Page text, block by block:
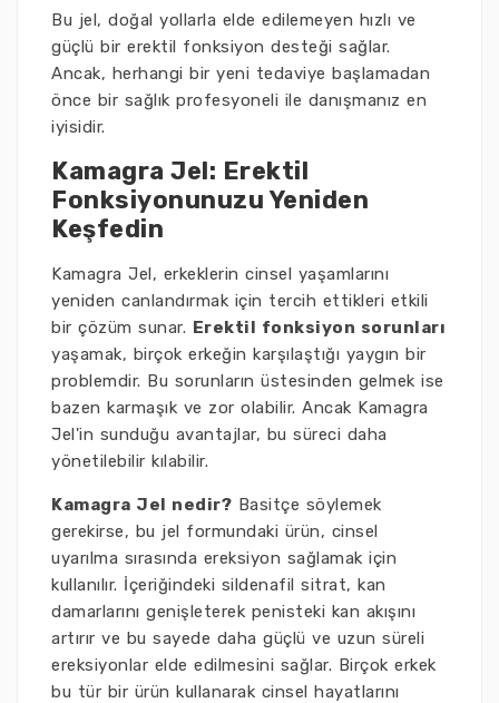
Bu jel, doğal yollarla elde edilemeyen hızlı ve
güçlü bir erektil fonksiyon desteği sağlar.
Ancak, herhangi bir yeni tedaviye başlamadan
önce bir sağlık profesyoneli ile danışmanız en
iyisidir.
Kamagra Jel: Erektil
Fonksiyonunuzu Yeniden
Keşfedin
Kamagra Jel, erkeklerin cinsel yaşamlarını
yeniden canlandırmak için tercih ettikleri etkili
bir çözüm sunar. Erektil fonksiyon sorunları
yaşamak, birçok erkeğin karşılaştığı yaygın bir
problemdir. Bu sorunların üstesinden gelmek ise
bazen karmaşık ve zor olabilir. Ancak Kamagra
Jel'in sunduğu avantajlar, bu süreci daha
yönetilebilir kılabilir.
Kamagra Jel nedir? Basitçe söylemek
gerekirse, bu jel formundaki ürün, cinsel
uyarılma sırasında ereksiyon sağlamak için
kullanılır. İçeriğindeki sildenafil sitrat, kan
damarlarını genişleterek penisteki kan akışını
artırır ve bu sayede daha güçlü ve uzun süreli
ereksiyonlar elde edilmesini sağlar. Birçok erkek
bu tür bir ürün kullanarak cinsel hayatlarını